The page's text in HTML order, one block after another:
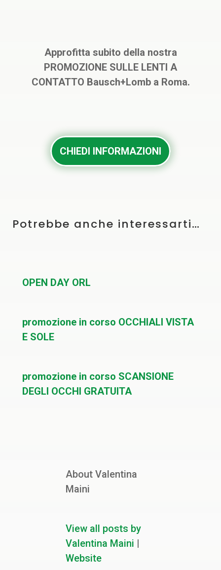
Approfitta subito della nostra
PROMOZIONE SULLE LENTI A
CONTATTO Bausch+Lomb a Roma.
CHIEDI INFORMAZIONI
Potrebbe anche interessarti…
OPEN DAY ORL
promozione in corso OCCHIALI VISTA
E SOLE
promozione in corso SCANSIONE
DEGLI OCCHI GRATUITA
About Valentina
Maini
View all posts by
Valentina Maini |
Website